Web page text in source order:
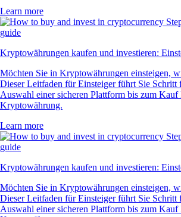
Learn more
Kryptowährungen kaufen und investieren:
Möchten Sie in Kryptowährungen einsteigen,
Dieser Leitfaden für Einsteiger führt Sie Schritt
Auswahl einer sicheren Plattform bis zum Kauf
Kryptowährung.
Learn more
Kryptowährungen kaufen und investieren:
Möchten Sie in Kryptowährungen einsteigen,
Dieser Leitfaden für Einsteiger führt Sie Schritt
Auswahl einer sicheren Plattform bis zum Kauf